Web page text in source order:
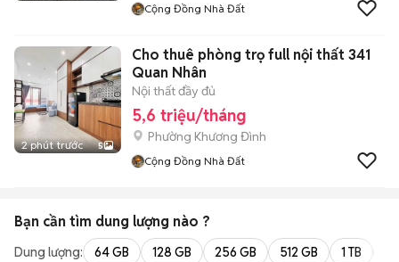
Cộng Đồng Nhà Đất
2 phút trước 5
Cho thuê phòng trọ full nội thất 341
Quan Nhân
Nội thất đầy đủ
5,6 triệu/tháng
Phường Khương Đình
Cộng Đồng Nhà Đất
Bạn cần tìm dung lượng nào ?
Dung lượng: 64 GB 128 GB 256 GB 512 GB 1 TB